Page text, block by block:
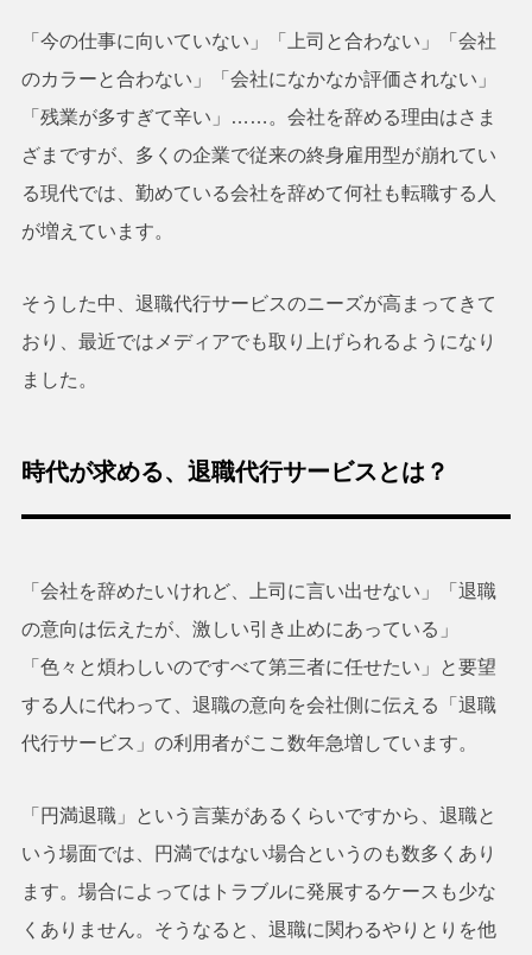
「今の仕事に向いていない」「上司と合わない」「会社
のカラーと合わない」「会社になかなか評価されない」
「残業が多すぎて辛い」……。会社を辞める理由はさま
ざまですが、多くの企業で従来の終身雇用型が崩れてい
る現代では、勤めている会社を辞めて何社も転職する人
が増えています。
そうした中、退職代行サービスのニーズが高まってきて
おり、最近ではメディアでも取り上げられるようになり
ました。
時代が求める、退職代行サービスとは？
「会社を辞めたいけれど、上司に言い出せない」「退職
の意向は伝えたが、激しい引き止めにあっている」
「色々と煩わしいのですべて第三者に任せたい」と要望
する人に代わって、退職の意向を会社側に伝える「退職
代行サービス」の利用者がここ数年急増しています。
「円満退職」という言葉があるくらいですから、退職と
いう場面では、円満ではない場合というのも数多くあり
ます。場合によってはトラブルに発展するケースも少な
くありません。そうなると、退職に関わるやりとりを他